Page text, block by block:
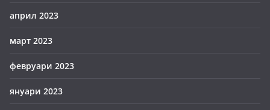
април 2023
март 2023
февруари 2023
януари 2023